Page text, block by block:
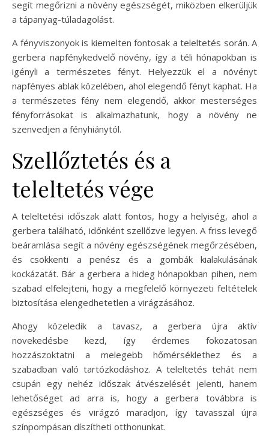
segít megőrizni a növény egészségét, miközben elkerüljük
a tápanyag-túladagolást.
A fényviszonyok is kiemelten fontosak a teleltetés során. A
gerbera napfénykedvelő növény, így a téli hónapokban is
igényli a természetes fényt. Helyezzük el a növényt
napfényes ablak közelében, ahol elegendő fényt kaphat. Ha
a természetes fény nem elegendő, akkor mesterséges
fényforrásokat is alkalmazhatunk, hogy a növény ne
szenvedjen a fényhiánytól.
Szellőztetés és a
teleltetés vége
A teleltetési időszak alatt fontos, hogy a helyiség, ahol a
gerbera található, időnként szellőzve legyen. A friss levegő
beáramlása segít a növény egészségének megőrzésében,
és csökkenti a penész és a gombák kialakulásának
kockázatát. Bár a gerbera a hideg hónapokban pihen, nem
szabad elfelejteni, hogy a megfelelő környezeti feltételek
biztosítása elengedhetetlen a virágzásához.
Ahogy közeledik a tavasz, a gerbera újra aktív
növekedésbe kezd, így érdemes fokozatosan
hozzászoktatni a melegebb hőmérséklethez és a
szabadban való tartózkodáshoz. A teleltetés tehát nem
csupán egy nehéz időszak átvészelését jelenti, hanem
lehetőséget ad arra is, hogy a gerbera továbbra is
egészséges és virágzó maradjon, így tavasszal újra
színpompásan díszítheti otthonunkat.